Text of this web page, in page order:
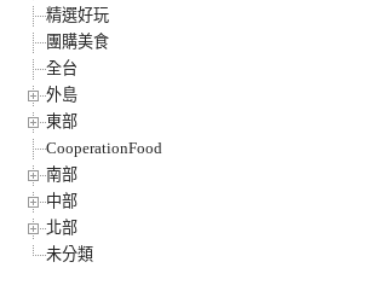
精選好玩
團購美食
全台
外島
東部
CooperationFood
南部
中部
北部
未分類